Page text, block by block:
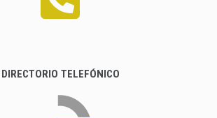
DIRECTORIO TELEFÓNICO